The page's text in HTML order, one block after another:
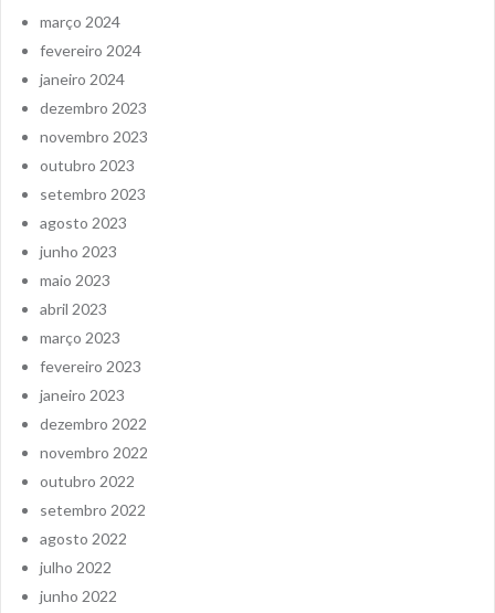
março 2024
fevereiro 2024
janeiro 2024
dezembro 2023
novembro 2023
outubro 2023
setembro 2023
agosto 2023
junho 2023
maio 2023
abril 2023
março 2023
fevereiro 2023
janeiro 2023
dezembro 2022
novembro 2022
outubro 2022
setembro 2022
agosto 2022
julho 2022
junho 2022